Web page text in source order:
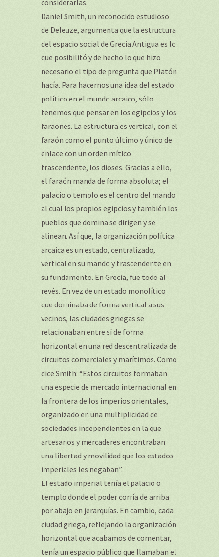
considerarlas.
Daniel Smith, un reconocido estudioso
de Deleuze, argumenta que la estructura
del espacio social de Grecia Antigua es lo
que posibilitó y de hecho lo que hizo
necesario el tipo de pregunta que Platón
hacía. Para hacernos una idea del estado
político en el mundo arcaico, sólo
tenemos que pensar en los egipcios y los
faraones. La estructura es vertical, con el
faraón como el punto último y único de
enlace con un orden mítico
trascendente, los dioses. Gracias a ello,
el faraón manda de forma absoluta; el
palacio o templo es el centro del mando
al cual los propios egipcios y también los
pueblos que domina se dirigen y se
alinean. Así que, la organización política
arcaica es un estado, centralizado,
vertical en su mando y trascendente en
su fundamento. En Grecia, fue todo al
revés. En vez de un estado monolítico
que dominaba de forma vertical a sus
vecinos, las ciudades griegas se
relacionaban entre sí de forma
horizontal en una red descentralizada de
circuitos comerciales y marítimos. Como
dice Smith: “Estos circuitos formaban
una especie de mercado internacional en
la frontera de los imperios orientales,
organizado en una multiplicidad de
sociedades independientes en la que
artesanos y mercaderes encontraban
una libertad y movilidad que los estados
imperiales les negaban”.
El estado imperial tenía el palacio o
templo donde el poder corría de arriba
por abajo en jerarquías. En cambio, cada
ciudad griega, reflejando la organización
horizontal que acabamos de comentar,
tenía un espacio público que llamaban el